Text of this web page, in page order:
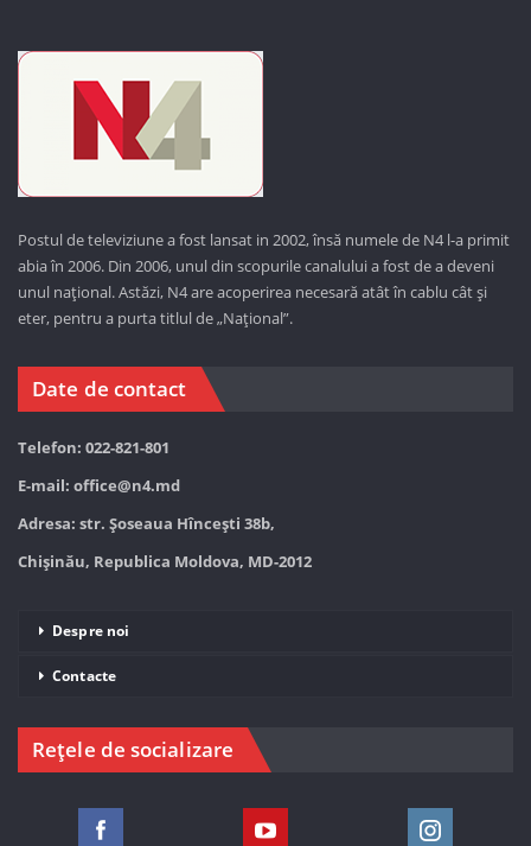
Postul de televiziune a fost lansat in 2002, însă numele de N4 l-a primit
abia în 2006. Din 2006, unul din scopurile canalului a fost de a deveni
unul național. Astăzi, N4 are acoperirea necesară atât în cablu cât și
eter, pentru a purta titlul de „Național”.
Date de contact
Telefon: 022-821-801
E-mail: office@n4.md
Adresa: str. Șoseaua Hînceşti 38b,
Chișinău, Republica Moldova, MD-2012
Despre noi
Contacte
Rețele de socializare